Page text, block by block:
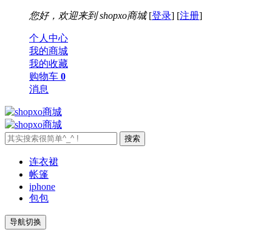
您好，欢迎来到 shopxo商城[登录] [注册]
个人中心
我的商城
我的收藏
购物车 0
消息
连衣裙
帐篷
iphone
包包
导航切换